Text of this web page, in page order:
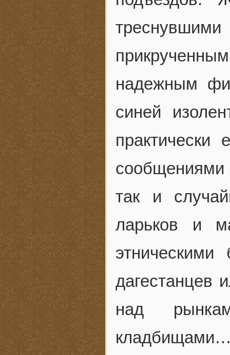
надежным
синей
сообщениями
так и
ларьков и
дагестанцев
над